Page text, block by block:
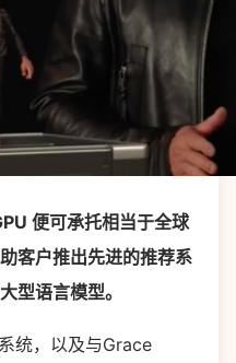
便可承托相当于全球
客户推出先进的推荐系
型语言模型。
统，以及与Grace